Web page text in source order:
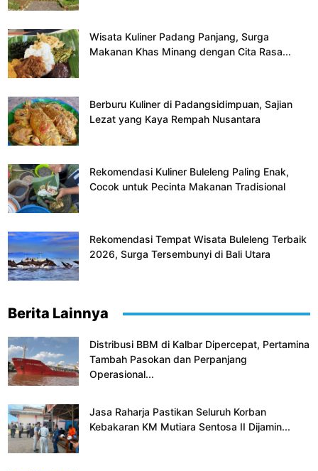
Wisata Kuliner Padang Panjang, Surga
Makanan Khas Minang dengan Cita Rasa...
Berburu Kuliner di Padangsidimpuan, Sajian
Lezat yang Kaya Rempah Nusantara
Rekomendasi Kuliner Buleleng Paling Enak,
Cocok untuk Pecinta Makanan Tradisional
Rekomendasi Tempat Wisata Buleleng Terbaik
2026, Surga Tersembunyi di Bali Utara
Berita Lainnya
Distribusi BBM di Kalbar Dipercepat, Pertamina
Tambah Pasokan dan Perpanjang
Operasional...
Jasa Raharja Pastikan Seluruh Korban
Kebakaran KM Mutiara Sentosa II Dijamin...